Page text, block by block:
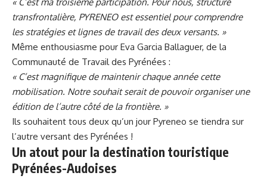
transfrontalière, PYRENEO est essentiel pour comprendre
les stratégies et lignes de travail des deux versants. »
Même enthousiasme pour Eva Garcia Ballaguer, de la
Communauté de Travail des Pyrénées :
« C’est magnifique de maintenir chaque année cette
mobilisation. Notre souhait serait de pouvoir organiser une
édition de l’autre côté de la frontière. »
Ils souhaitent tous deux qu’un jour Pyreneo se tiendra sur
l’autre versant des Pyrénées !
Un atout pour la destination touristique
Pyrénées-Audoises